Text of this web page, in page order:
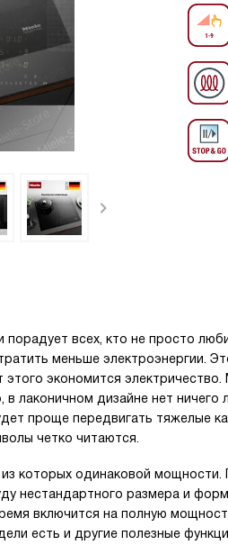
всех, кто не просто
меньше электроэнергии.
этого экономится
лаконичном дизайне нет ничего
проще передвигать тяжелые
четко читаются.
которых одинаковой
нестандартного размера и
включится на полную
есть и другие полезные